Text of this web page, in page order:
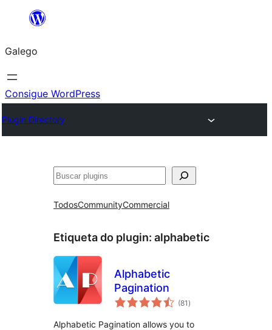
Saltar
contido
Galego
Consigue WordPress
Plugin Directory
Buscar
TodosCommunityCommercial
Etiqueta do plugin: alphabetic
Alphabetic
Pagination
(81 valoracións
totais
)
Alphabetic Pagination allows you to